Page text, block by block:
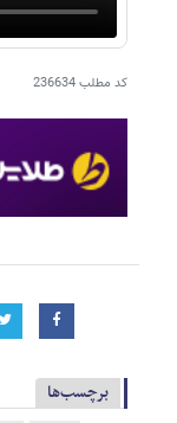
کد مطلب236634
برچسب‌ها